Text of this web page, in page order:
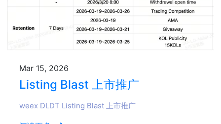
Mar 15, 2026
Listing Blast 上市推广
weex DLDT Listing Blast 上市推广